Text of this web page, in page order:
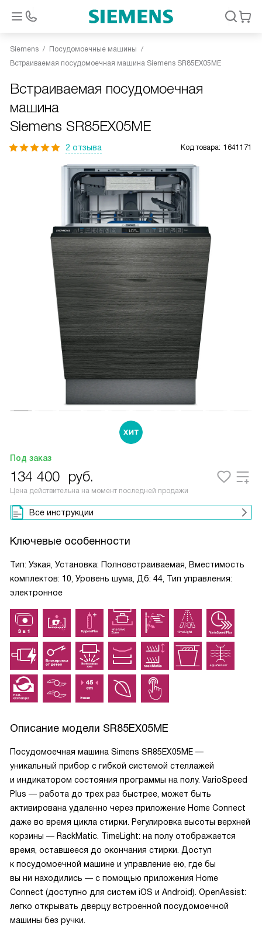
Siemens
Посудомоечные машины
Встраиваемая посудомоечная машина Siemens SR85EX05ME
Встраиваемая посудомоечная
машина
Siemens SR85EX05ME
2 отзыва Код товара: 1641171
Под заказ
134 400 руб.
Цена действительна на момент последней продажи
Все инструкции
Ключевые особенности
Тип: Узкая, Установка: Полновстраиваемая, Вместимость
комплектов: 10, Уровень шума, Дб: 44, Тип управления:
электронное
Описание модели SR85EX05ME
Посудомоечная машина Simens SR85EX05ME —
уникальный прибор с гибкой системой стеллажей
и индикатором состояния программы на полу. VarioSpeed
Plus — работа до трех раз быстрее, может быть
активирована удаленно через приложение Home Connect
даже во время цикла стирки. Регулировка высоты верхней
корзины — RackMatic. TimeLight: на полу отображается
время, оставшееся до окончания стирки. Доступ
к посудомоечной машине и управление ею, где бы
вы ни находились — с помощью приложения Home
Connect (доступно для систем iOS и Android). OpenAssist:
легко открывать дверцу встроенной посудомоечной
машины без ручки.